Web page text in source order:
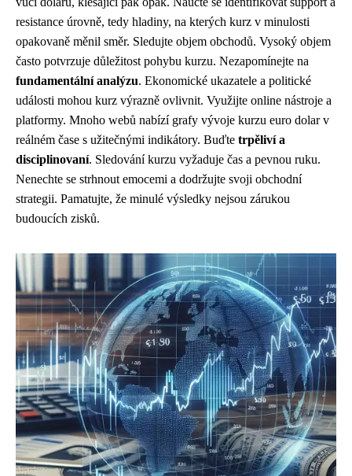
resistance úrovně, tedy hladiny, na kterých kurz v minulosti
opakovaně měnil směr. Sledujte objem obchodů. Vysoký objem
často potvrzuje důležitost pohybu kurzu. Nezapomínejte na
fundamentální analýzu. Ekonomické ukazatele a politické
události mohou kurz výrazně ovlivnit. Využijte online nástroje a
platformy. Mnoho webů nabízí grafy vývoje kurzu euro dolar v
reálném čase s užitečnými indikátory. Buďte trpěliví a
disciplinovaní. Sledování kurzu vyžaduje čas a pevnou ruku.
Nenechte se strhnout emocemi a dodržujte svoji obchodní
strategii. Pamatujte, že minulé výsledky nejsou zárukou
budoucích zisků.